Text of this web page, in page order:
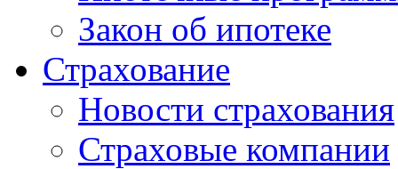
Закон об ипотеке
Страхование
Новости страхования
Страховые компании